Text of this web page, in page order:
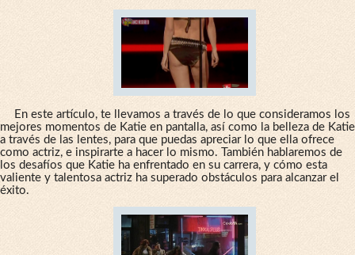
En este artículo, te llevamos a través de lo que consideramos los
mejores momentos de Katie en pantalla, así como la belleza de Katie
a través de las lentes, para que puedas apreciar lo que ella ofrece
como actriz, e inspirarte a hacer lo mismo. También hablaremos de
los desafíos que Katie ha enfrentado en su carrera, y cómo esta
valiente y talentosa actriz ha superado obstáculos para alcanzar el
éxito.